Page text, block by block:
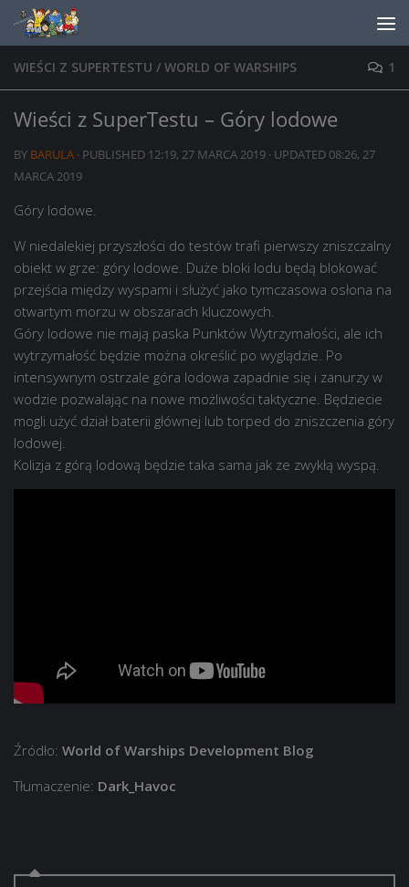
Skip to content
WIEŚCI Z SUPERTESTU / WORLD OF WARSHIPS 1
Wieści z SuperTestu – Góry lodowe
BY BARULA · PUBLISHED 12:19, 27 MARCA 2019 · UPDATED 08:26, 27
MARCA 2019
Góry lodowe.
W niedalekiej przyszłości do testów trafi pierwszy zniszczalny
obiekt w grze: góry lodowe. Duże bloki lodu będą blokować
przejścia między wyspami i służyć jako tymczasowa osłona na
otwartym morzu w obszarach kluczowych.
Góry lodowe nie mają paska Punktów Wytrzymałości, ale ich
wytrzymałość będzie można określić po wyglądzie. Po
intensywnym ostrzale góra lodowa zapadnie się i zanurzy w
wodzie pozwalając na nowe możliwości taktyczne. Będziecie
mogli użyć dział baterii głównej lub torped do zniszczenia góry
lodowej.
Kolizja z górą lodową będzie taka sama jak ze zwykłą wyspą.
Źródło: World of Warships Development Blog
Tłumaczenie: Dark_Havoc